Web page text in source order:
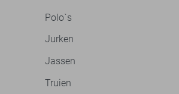
Polo`s
Jurken
Jassen
Truien